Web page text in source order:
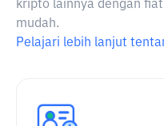
kripto lainnya dengan
mudah.
Pelajari lebih lanjut